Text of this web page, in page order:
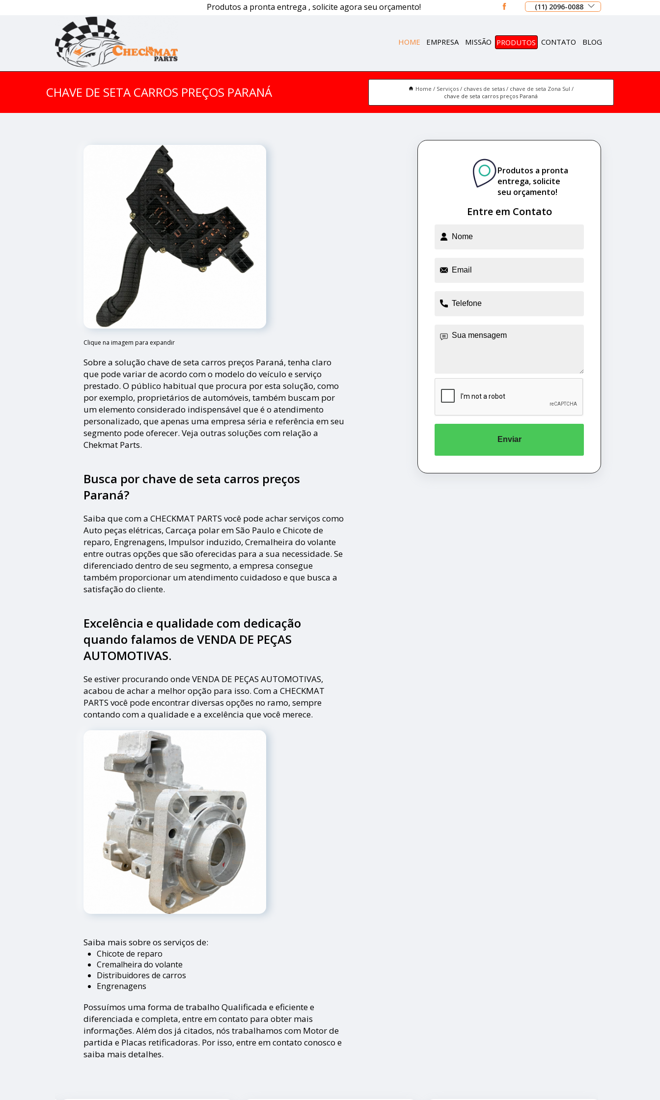
Produtos a pronta entrega , solicite agora seu orçamento! (11) 2096-0088
HOME EMPRESA MISSÃO PRODUTOS CONTATO BLOG
CHAVE DE SETA CARROS PREÇOS PARANÁ Home Serviços chaves de setas
chave de seta Zona Sul
chave de seta carros preços Paraná
Clique na imagem para expandir
Sobre a solução chave de seta carros preços Paraná, tenha claro
que pode variar de acordo com o modelo do veículo e serviço
prestado. O público habitual que procura por esta solução, como
por exemplo, proprietários de automóveis, também buscam por
um elemento considerado indispensável que é o atendimento
personalizado, que apenas uma empresa séria e referência em seu
segmento pode oferecer. Veja outras soluções com relação a
Chekmat Parts.
Busca por chave de seta carros preços
Paraná?
Saiba que com a CHECKMAT PARTS você pode achar serviços como
Auto peças elétricas, Carcaça polar em São Paulo e Chicote de
reparo, Engrenagens, Impulsor induzido, Cremalheira do volante
entre outras opções que são oferecidas para a sua necessidade. Se
diferenciado dentro de seu segmento, a empresa consegue
também proporcionar um atendimento cuidadoso e que busca a
satisfação do cliente.
Excelência e qualidade com dedicação
quando falamos de VENDA DE PEÇAS
AUTOMOTIVAS.
Se estiver procurando onde VENDA DE PEÇAS AUTOMOTIVAS,
acabou de achar a melhor opção para isso. Com a CHECKMAT
PARTS você pode encontrar diversas opções no ramo, sempre
contando com a qualidade e a excelência que você merece.
Saiba mais sobre os serviços de:
Chicote de reparo
Cremalheira do volante
Distribuidores de carros
Engrenagens
Possuímos uma forma de trabalho Qualificada e eficiente e
diferenciada e completa, entre em contato para obter mais
informações. Além dos já citados, nós trabalhamos com Motor de
partida e Placas retificadoras. Por isso, entre em contato conosco e
saiba mais detalhes.
Entre em Contato
Produtos a pronta
entrega, solicite
seu orçamento!
Enviar